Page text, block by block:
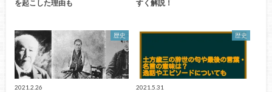
を起こした理由も
すく解説！
歴史
2021.2.26
歴史
2021.5.31